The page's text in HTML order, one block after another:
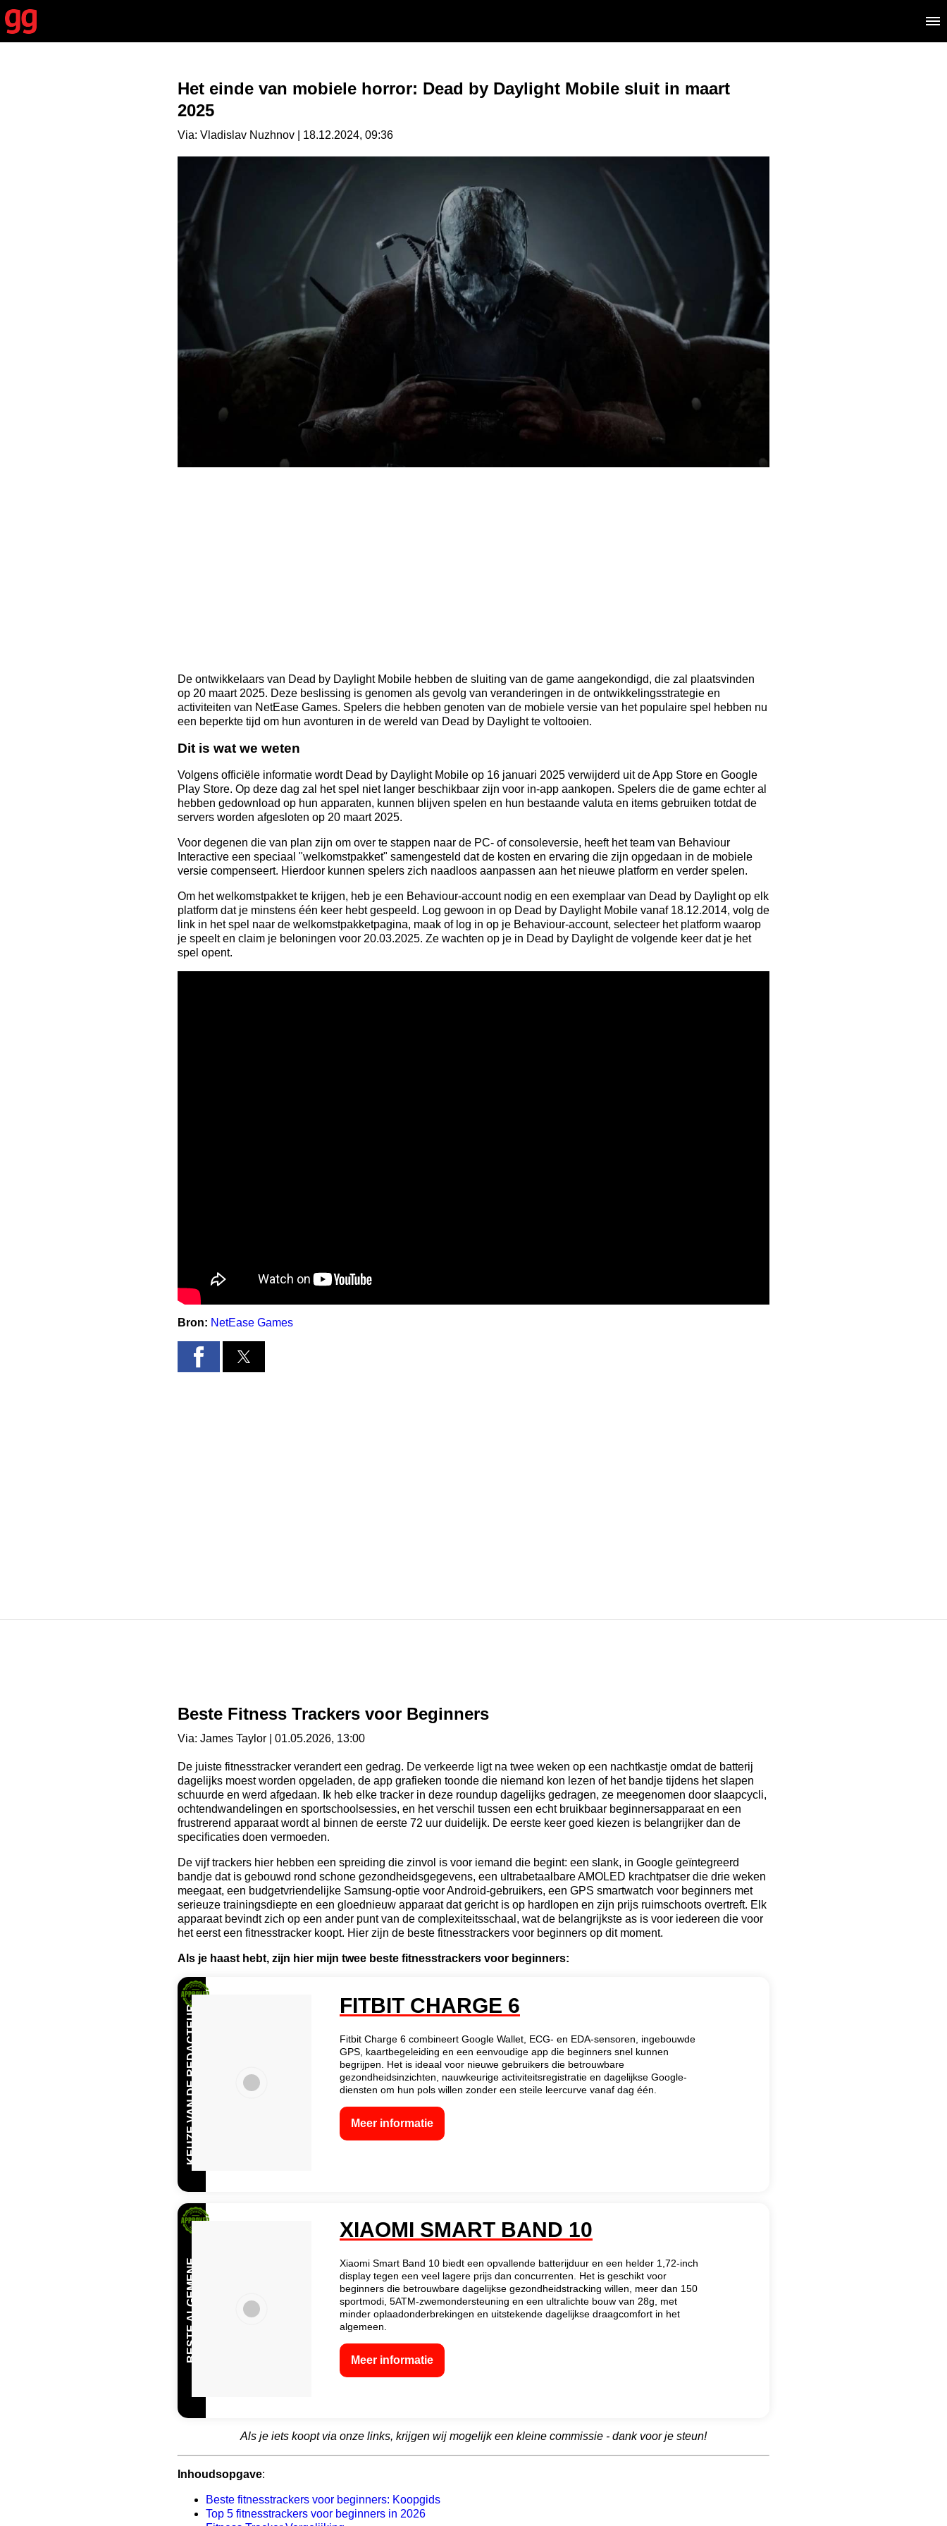
Het einde van mobiele horror: Dead by Daylight Mobile sluit in maart
2025
Via: Vladislav Nuzhnov | 18.12.2024, 09:36
De ontwikkelaars van Dead by Daylight Mobile hebben de sluiting van de game aangekondigd, die zal plaatsvinden
op 20 maart 2025. Deze beslissing is genomen als gevolg van veranderingen in de ontwikkelingsstrategie en
activiteiten van NetEase Games. Spelers die hebben genoten van de mobiele versie van het populaire spel hebben nu
een beperkte tijd om hun avonturen in de wereld van Dead by Daylight te voltooien.
Dit is wat we weten
Volgens officiële informatie wordt Dead by Daylight Mobile op 16 januari 2025 verwijderd uit de App Store en Google
Play Store. Op deze dag zal het spel niet langer beschikbaar zijn voor in-app aankopen. Spelers die de game echter al
hebben gedownload op hun apparaten, kunnen blijven spelen en hun bestaande valuta en items gebruiken totdat de
servers worden afgesloten op 20 maart 2025.
Voor degenen die van plan zijn om over te stappen naar de PC- of consoleversie, heeft het team van Behaviour
Interactive een speciaal "welkomstpakket" samengesteld dat de kosten en ervaring die zijn opgedaan in de mobiele
versie compenseert. Hierdoor kunnen spelers zich naadloos aanpassen aan het nieuwe platform en verder spelen.
Om het welkomstpakket te krijgen, heb je een Behaviour-account nodig en een exemplaar van Dead by Daylight op elk
platform dat je minstens één keer hebt gespeeld. Log gewoon in op Dead by Daylight Mobile vanaf 18.12.2014, volg de
link in het spel naar de welkomstpakketpagina, maak of log in op je Behaviour-account, selecteer het platform waarop
je speelt en claim je beloningen voor 20.03.2025. Ze wachten op je in Dead by Daylight de volgende keer dat je het
spel opent.
Bron: NetEase Games